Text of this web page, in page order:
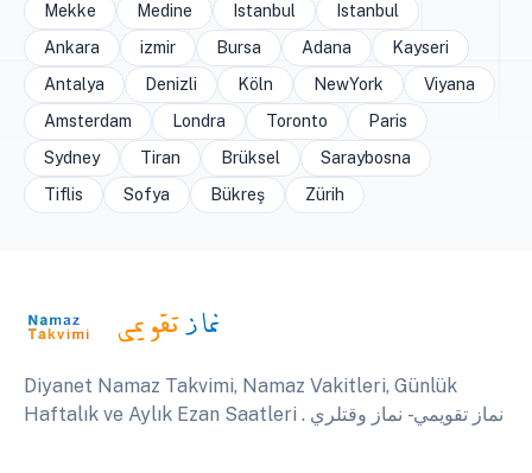
Mekke Medine Istanbul
Istanbul
Ankara
izmir Bursa Adana
Kayseri
Antalya
Denizli Köln NewYork
Viyana
Amsterdam
Londra Toronto
Paris
Sydney
Tiran Brüksel
Saraybosna
Tiflis
Sofya Bükreş Zürih
Diyanet Namaz Takvimi, Namaz Vakitleri, Günlük
Haftalık ve Aylık Ezan Saatleri . نماز تقويمي - نماز وقتلري